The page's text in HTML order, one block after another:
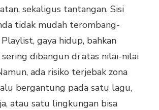
sekaligus tantangan. Sisi
tidak mudah terombang-
gaya hidup, bahkan
dibangun di atas nilai-nilai
ada risiko terjebak zona
bergantung pada satu lagu,
atau satu lingkungan bisa